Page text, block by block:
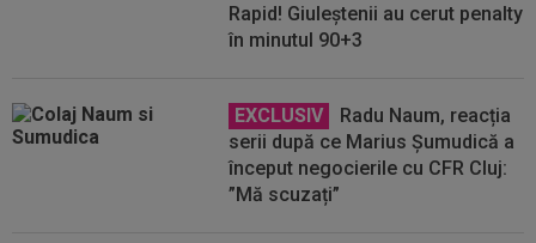
Rapid! Giuleștenii au cerut penalty
în minutul 90+3
EXCLUSIV
Radu Naum, reacția
serii după ce Marius Șumudică a
început negocierile cu CFR Cluj:
”Mă scuzați”